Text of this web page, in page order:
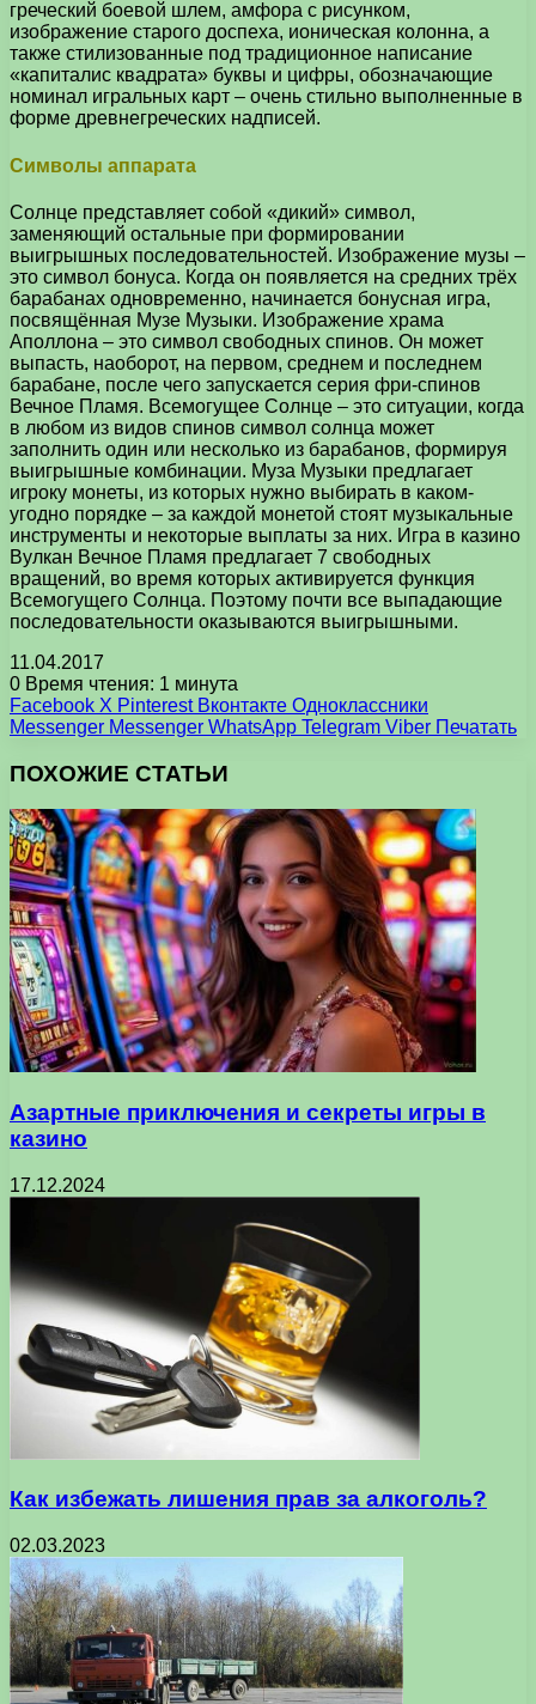
греческий боевой шлем, амфора с рисунком,
изображение старого доспеха, ионическая колонна, а
также стилизованные под традиционное написание
«капиталис квадрата» буквы и цифры, обозначающие
номинал игральных карт – очень стильно выполненные в
форме древнегреческих надписей.
Символы аппарата
Солнце представляет собой «дикий» символ,
заменяющий остальные при формировании
выигрышных последовательностей. Изображение музы –
это символ бонуса. Когда он появляется на средних трёх
барабанах одновременно, начинается бонусная игра,
посвящённая Музе Музыки. Изображение храма
Аполлона – это символ свободных спинов. Он может
выпасть, наоборот, на первом, среднем и последнем
барабане, после чего запускается серия фри-спинов
Вечное Пламя. Всемогущее Солнце – это ситуации, когда
в любом из видов спинов символ солнца может
заполнить один или несколько из барабанов, формируя
выигрышные комбинации. Муза Музыки предлагает
игроку монеты, из которых нужно выбирать в каком-
угодно порядке – за каждой монетой стоят музыкальные
инструменты и некоторые выплаты за них. Игра в казино
Вулкан Вечное Пламя предлагает 7 свободных
вращений, во время которых активируется функция
Всемогущего Солнца. Поэтому почти все выпадающие
последовательности оказываются выигрышными.
11.04.2017
0 Время чтения: 1 минута
Facebook X Pinterest Вконтакте Одноклассники
Messenger Messenger WhatsApp Telegram Viber Печатать
ПОХОЖИЕ СТАТЬИ
Азартные приключения и секреты игры в
казино
17.12.2024
Как избежать лишения прав за алкоголь?
02.03.2023